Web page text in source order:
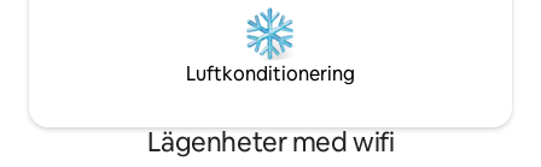
Luftkonditionering
Lägenheter med wifi